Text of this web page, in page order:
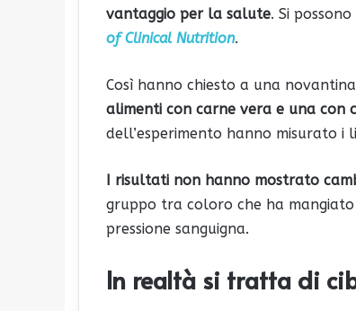
vantaggio per la salute. Si
of Clinical Nutrition.
Così hanno chiesto a una
alimenti con carne vera e una con
dell’esperimento hanno misurato i
I risultati non hanno mostrato
gruppo tra coloro che ha
pressione sanguigna.
In realtà si tratta di